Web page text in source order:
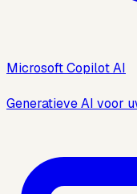
Microsoft Copilot AI
Generatieve AI voor